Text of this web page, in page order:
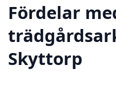
Fördelar
Skyttorp